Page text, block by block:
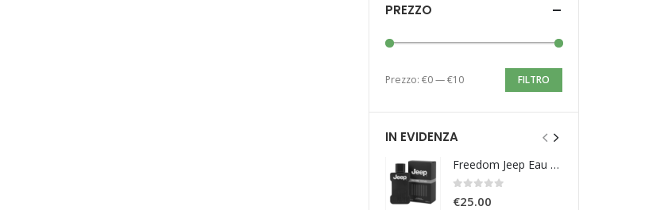
PREZZO
FILTRO
Prezzo: €0—€10
IN EVIDENZA
Freedom Jeep Eau De Toilette 100ml
€25.00